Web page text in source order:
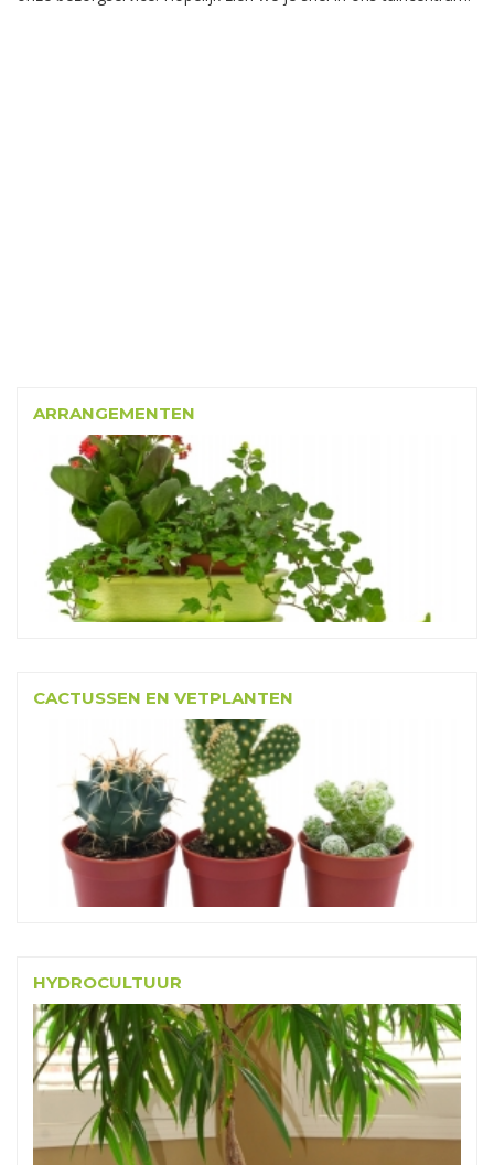
ARRANGEMENTEN
CACTUSSEN EN VETPLANTEN
HYDROCULTUUR